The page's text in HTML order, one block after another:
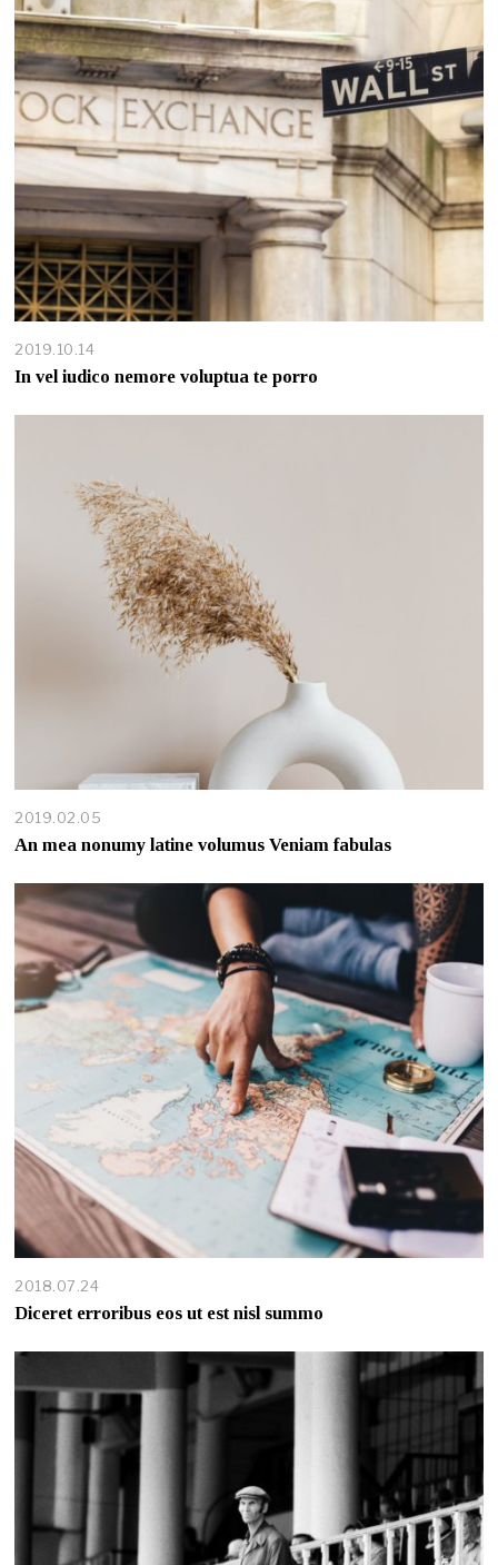
2019.10.14
In vel iudico nemore voluptua te porro
2019.02.05
An mea nonumy latine volumus Veniam fabulas
2018.07.24
Diceret erroribus eos ut est nisl summo